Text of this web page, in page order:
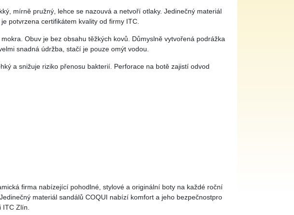
mírně pružný, lehce se nazouvá a netvoří otlaky. Jedinečný materiál
potvrzena certifikátem kvality od firmy ITC.
Obuv je bez obsahu těžkých kovů. Důmyslně vytvořená podrážka
snadná údržba, stačí je pouze omýt vodou.
a snižuje riziko přenosu bakterií. Perforace na botě zajistí odvod
firma nabízející pohodlné, stylové a originální boty na každé roční
materiál sandálů COQUI nabízí komfort a jeho bezpečnostpro
ITC Zlín.